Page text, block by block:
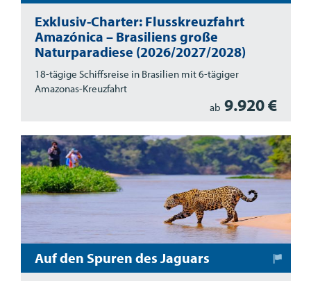
Exklusiv-Charter: Flusskreuzfahrt
Amazónica – Brasiliens große
Naturparadiese (2026/2027/2028)
18-tägige Schiffsreise in Brasilien mit 6-tägiger
Amazonas-Kreuzfahrt
ab 9.920 €
Auf den Spuren des Jaguars